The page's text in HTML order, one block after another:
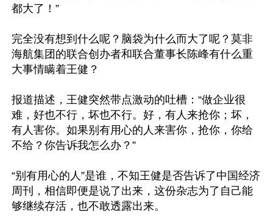
都大了！”
完全没有想到什么呢？脑袋为什么而大了呢？莫非
海航集团的联合创办者和联合董事长陈峰有什么重
大事情瞒着王健？
报道描述，王健突然带点激动的吐槽：“做企业很
难，好也不行，坏也不行。好，有人来抢你；坏，
有人害你。如果别有用心的人来害你，抢你，你给
不给？你告诉我怎么办？”
“别有用心的人”是谁，不知王健是否告诉了中国经济
周刊，相信即便是说了出来，这份杂志为了自己能
够继续存活，也不敢透露出来。